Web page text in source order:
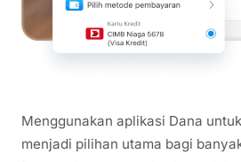
Menggunakan aplikasi Dana
menjadi pilihan utama bagi